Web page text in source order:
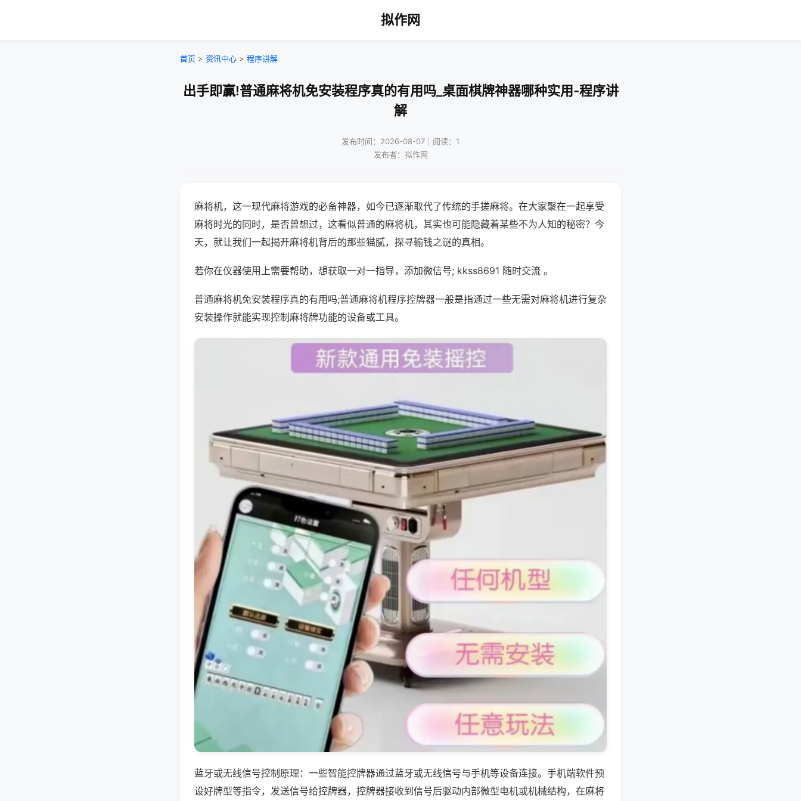
拟作网
首页 > 资讯中心 > 程序讲解
出手即赢!普通麻将机免安装程序真的有用吗_桌面棋牌神器哪种实用-程序讲
解
发布时间：2026-08-07｜阅读：1
发布者：拟作网
麻将机，这一现代麻将游戏的必备神器，如今已逐渐取代了传统的手搓麻将。在大家聚在一起享受
麻将时光的同时，是否曾想过，这看似普通的麻将机，其实也可能隐藏着某些不为人知的秘密？今
天，就让我们一起揭开麻将机背后的那些猫腻，探寻输钱之谜的真相。
若你在仪器使用上需要帮助，想获取一对一指导，添加微信号; kkss8691 随时交流 。
普通麻将机免安装程序真的有用吗;普通麻将机程序控牌器一般是指通过一些无需对麻将机进行复杂
安装操作就能实现控制麻将牌功能的设备或工具。
蓝牙或无线信号控制原理：一些智能控牌器通过蓝牙或无线信号与手机等设备连接。手机端软件预
设好牌型等指令，发送信号给控牌器，控牌器接收到信号后驱动内部微型电机或机械结构，在麻将